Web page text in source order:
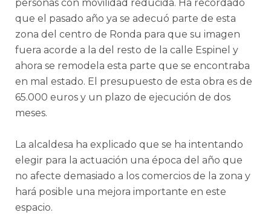
personas con movilidad reducida. Ha recordado
que el pasado año ya se adecuó parte de esta
zona del centro de Ronda para que su imagen
fuera acorde a la del resto de la calle Espinel y
ahora se remodela esta parte que se encontraba
en mal estado. El presupuesto de esta obra es de
65.000 euros y un plazo de ejecución de dos
meses.
La alcaldesa ha explicado que se ha intentando
elegir para la actuación una época del año que
no afecte demasiado a los comercios de la zona y
hará posible una mejora importante en este
espacio.